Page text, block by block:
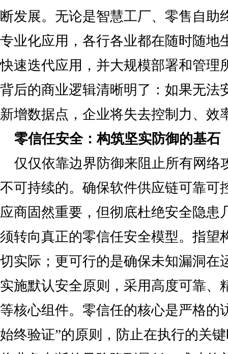
断发展。无论是智慧工厂、零售自助
专业化应用，各行各业都在随时随地
快速迭代应用，并大规模部署和管理
背后的商业逻辑清晰明了：如果无法
新增数据点，企业将失去控制力、效
零信任安全：构筑坚实防御的基石
仅仅依靠边界防御来阻止所有网络
不可持续的。确保软件供应链可靠可
应商固然重要，但彻底杜绝安全隐患
须转向真正的零信任安全模型。指望
切实际；更可行的是确保未知漏洞在
实施默认安全原则，采用高度可靠、
等核心组件。零信任的核心是严格的
始终验证”的原则，防止在执行的关